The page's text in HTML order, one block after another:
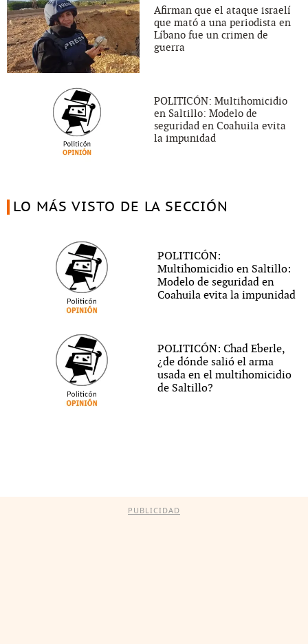
Afirman que el ataque israelí
que mató a una periodista en
Líbano fue un crimen de
guerra
POLITICÓN: Multihomicidio
en Saltillo: Modelo de
seguridad en Coahuila evita
la impunidad
LO MÁS VISTO DE LA SECCIÓN
POLITICÓN:
Multihomicidio en Saltillo:
Modelo de seguridad en
Coahuila evita la impunidad
POLITICÓN: Chad Eberle,
¿de dónde salió el arma
usada en el multihomicidio
de Saltillo?
PUBLICIDAD